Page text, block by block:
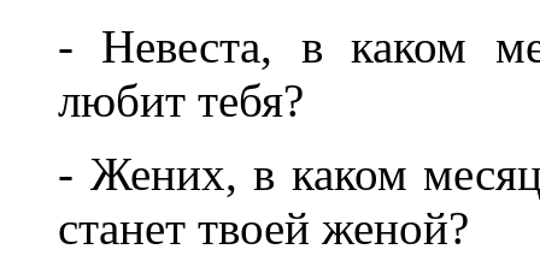
- Невеста, в каком
любит тебя?
- Жених, в каком
станет твоей женой?